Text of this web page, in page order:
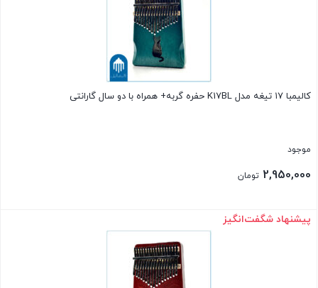
کالیمبا ۱۷ تیغه مدل K17BL حفره گربه+ همراه با دو سال گارانتی
موجود
2,950,000 تومان
بستن
پیشنهاد شگفت‌انگیز